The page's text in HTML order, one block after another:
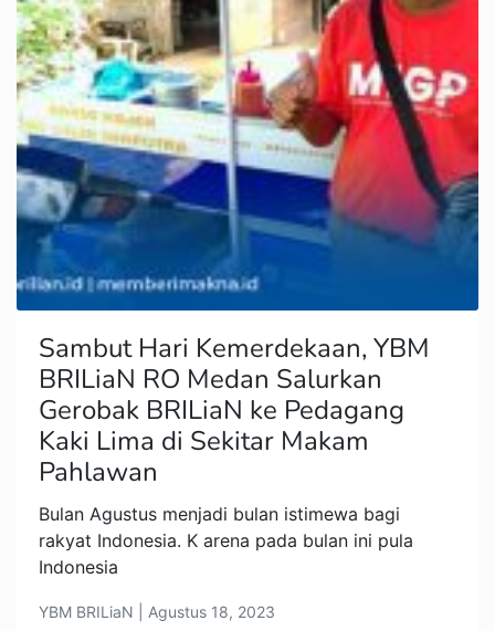
Sambut Hari Kemerdekaan, YBM
BRILiaN RO Medan Salurkan
Gerobak BRILiaN ke Pedagang
Kaki Lima di Sekitar Makam
Pahlawan
Bulan Agustus menjadi bulan istimewa bagi
rakyat Indonesia. K arena pada bulan ini pula
Indonesia
YBM BRILiaN | Agustus 18, 2023